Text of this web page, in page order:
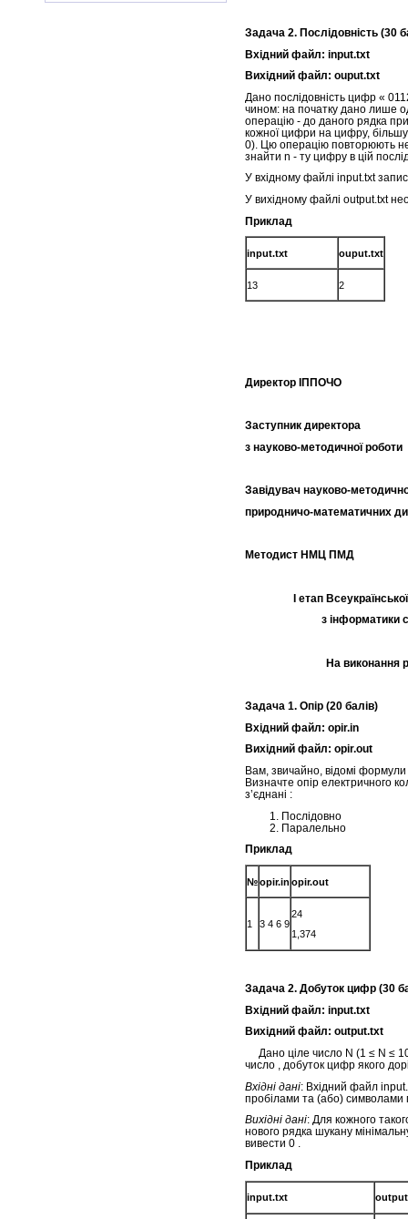
Задача 2. Послідовність (30
Вхідний файл:
Вихідний файл: ouput.txt
Дано послідовність цифр «
чином: на початку дано лише
операцію - до даного рядка
кожної цифри на цифру,
0). Цю операцію повторюють
знайти n - ту цифру в цій
У вхідному файлі input.txt
У вихідному файлі output.txt
Приклад
input.txt ouput.txt
13 2
Директор
Заступник директора
з науково-
Завідувач науково-
природничо-
Методист НМЦ
І етап
з інформатики
На виконання
Задача 1. Опір (20 балів)
Вхідний файл: opir.in
Вихідний файл: opir.out
Вам, звичайно, відомі
Визначте опір електричного
з’єднані :
Послідовно
Паралельно
Приклад
№opir.in opir.out
1 3 4 6 9
24
1,374
Задача 2. Добуток цифр (30
Вхідний файл:
Вихідний файл: output.txt
Дано ціле число N (1 ≤ N ≤
число , добуток цифр якого
Вхідні дані: Вхідний файл
пробілами та (або) символами
Вихідні дані: Для кожного
нового рядка шукану
вивести 0 .
Приклад
input.txt